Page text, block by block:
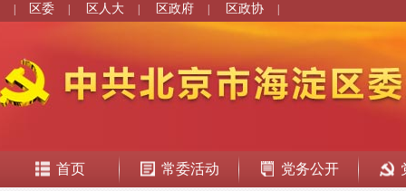
区委 区人大 区政府 区政协
首页 常委活动 党务公开